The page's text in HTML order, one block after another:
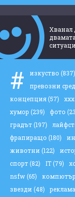
Хванал
# изкуство (837)
превозни
концепция(57) ххх
хумор (239) фото
градът(197)
фрапиращо (180)
животни (122)
спорт(82) IT(79)
nsfw(65) компютър
звезди (48) реклама